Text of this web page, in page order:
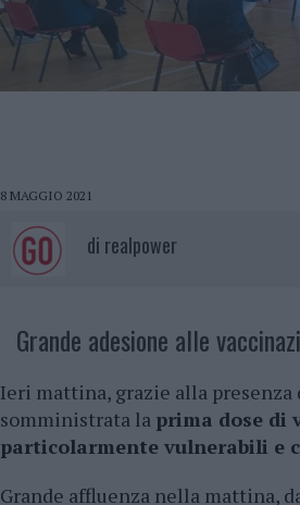
8 MAGGIO 2021
di realpower
Grande adesione alle
Ieri mattina, grazie alla presenza
somministrata la prima dose di
particolarmente vulnerabili e
Grande affluenza nella mattina,